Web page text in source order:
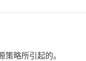
略所引起的。